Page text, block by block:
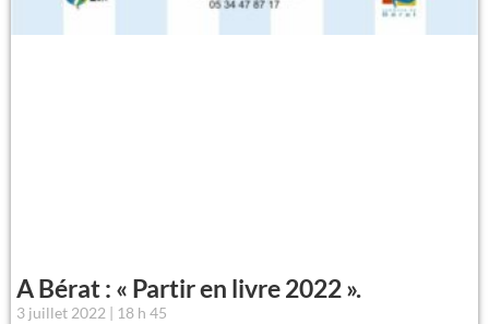
A Bérat : « Partir en livre 2022 ».
3 juillet 2022 18 h 45